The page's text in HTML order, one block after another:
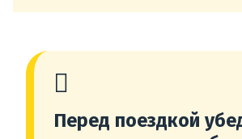
Перед поездкой